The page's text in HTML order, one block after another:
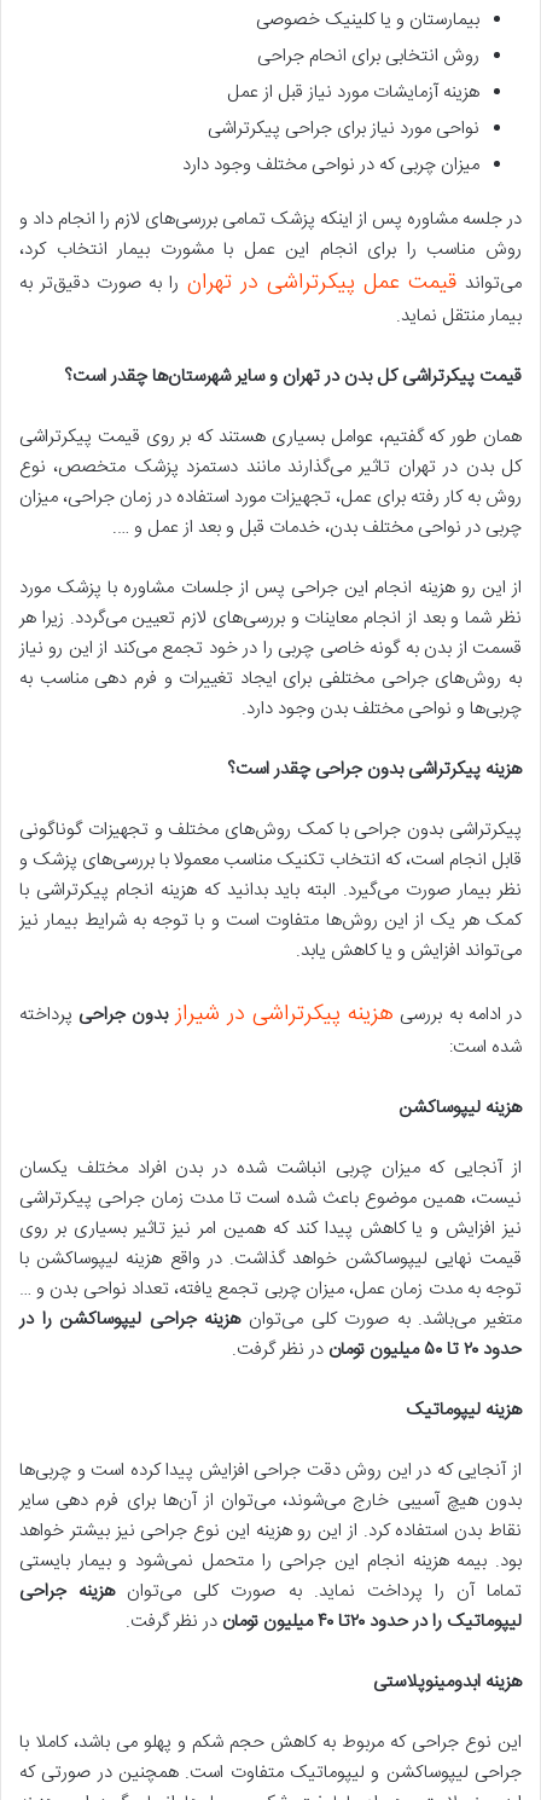
بیمارستان و یا کلینیک خصوصی
روش انتخابی برای انحام جراحی
هزینه آزمایشات مورد نیاز قبل از عمل
نواحی مورد نیاز برای جراحی پیکرتراشی
میزان چربی که در نواحی مختلف وجود دارد
در جلسه مشاوره پس از اینکه پزشک تمامی بررسی‌های لازم را انجام داد و
روش مناسب را برای انجام این عمل با مشورت بیمار انتخاب کرد،
می‌تواند قیمت عمل پیکرتراشی در تهران را به صورت دقیق‌تر به
بیمار منتقل نماید.
قیمت پیکرتراشی کل بدن در تهران و سایر شهرستان‌ها چقدر است؟
همان طور که گفتیم، عوامل بسیاری هستند که بر روی قیمت پیکرتراشی
کل بدن در تهران تاثیر می‌گذارند مانند دستمزد پزشک متخصص، نوع
روش به کار رفته برای عمل، تجهیزات مورد استفاده در زمان جراحی، میزان
چربی در نواحی مختلف بدن، خدمات قبل و بعد از عمل و ….
از این رو هزینه انجام این جراحی پس از جلسات مشاوره با پزشک مورد
نظر شما و بعد از انجام معاینات و بررسی‌های لازم تعیین می‌گردد. زیرا هر
قسمت از بدن به گونه خاصی چربی را در خود تجمع می‌کند از این رو نیاز
به روش‌های جراحی مختلفی برای ایجاد تغییرات و فرم دهی مناسب به
چربی‌ها و نواحی مختلف بدن وجود دارد.
هزینه پیکرتراشی بدون جراحی چقدر است؟
پیکرتراشی بدون جراحی با کمک روش‌های مختلف و تجهیزات گوناگونی
قابل انجام است، که انتخاب تکنیک مناسب معمولا با بررسی‌های پزشک و
نظر بیمار صورت می‌گیرد. البته باید بدانید که هزینه انجام پیکرتراشی با
کمک هر یک از این روش‌ها متفاوت است و با توجه به شرایط بیمار نیز
می‌تواند افزایش و یا کاهش یابد.
در ادامه به بررسی هزینه پیکرتراشی در شیراز بدون جراحی پرداخته
شده است:
هزینه لیپوساکشن
از آنجایی که میزان چربی انباشت شده در بدن افراد مختلف یکسان
نیست، همین موضوع باعث شده است تا مدت زمان جراحی پیکرتراشی
نیز افزایش و یا کاهش پیدا کند که همین امر نیز تاثیر بسیاری بر روی
قیمت نهایی لیپوساکشن خواهد گذاشت. در واقع هزینه لیپوساکشن با
توجه به مدت زمان عمل، میزان چربی تجمع یافته، تعداد نواحی بدن و …
متغیر می‌باشد. به صورت کلی می‌توان هزینه جراحی لیپوساکشن را در
حدود ۲۰تا۵۰میلیون تومان در نظر گرفت.
هزینه لیپوماتیک
از آنجایی که در این روش دقت جراحی افزایش پیدا کرده است و چربی‌ها
بدون هیچ آسیبی خارج می‌شوند، می‌توان از آن‌ها برای فرم دهی سایر
نقاط بدن استفاده کرد. از این رو هزینه این نوع جراحی نیز بیشتر خواهد
بود. بیمه هزینه انجام این جراحی را متحمل نمی‌شود و بیمار بایستی
تماما آن را پرداخت نماید. به صورت کلی می‌توانهزینه جراحی
لیپوماتیک را در حدود ۲۰تا۴۰میلیون تومان در نظر گرفت.
هزینه ابدومینوپلاستی
این نوع جراحی که مربوط به کاهش حجم شکم و پهلو می باشد، کاملا با
جراحی لیپوساکشن و لیپوماتیک متفاوت است. همچنین در صورتی که